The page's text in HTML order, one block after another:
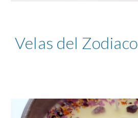
Velas del Zodiaco